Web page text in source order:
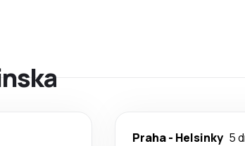
Praha- Helsinky 5